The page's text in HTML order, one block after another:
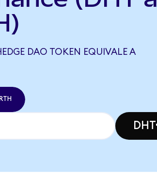
DAO TOKEN EQUIVALE A
DHT